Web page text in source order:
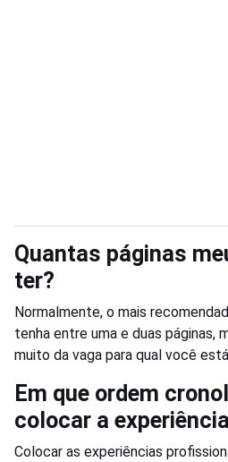
Quantas páginas
ter?
Normalmente, o mais
tenha entre uma e duas páginas,
muito da vaga para qual você
Em que ordem
colocar a
Colocar as experiências